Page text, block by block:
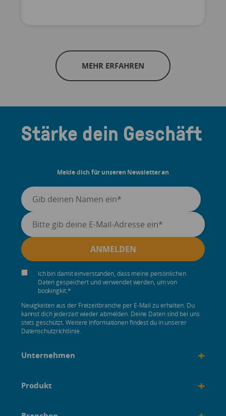
MEHR ERFAHREN
Stärke dein Geschäft
Melde dich für unseren Newsletter an
Ich bin damit einverstanden, dass meine persönlichen
Daten gespeichert und verwendet werden, um von
bookingkit.*
Neuigkeiten aus der Freizeitbranche per E-Mail zu erhalten. Du
kannst dich jederzeit wieder abmelden. Deine Daten sind bei uns
stets geschützt. Weitere Informationen findest du in unserer
Datenschutzrichtlinie.
Unternehmen +
Produkt +